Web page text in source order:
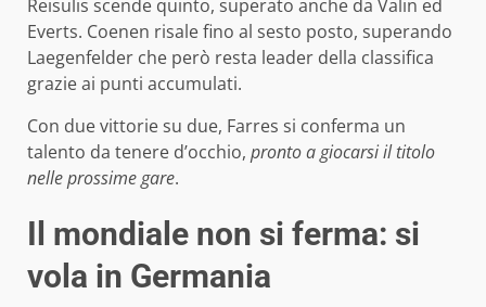
Reisulis scende quinto, superato anche da Valin ed
Everts. Coenen risale fino al sesto posto, superando
Laegenfelder che però resta leader della classifica
grazie ai punti accumulati.
Con due vittorie su due, Farres si conferma un
talento da tenere d’occhio, pronto a giocarsi il titolo
nelle prossime gare.
Il mondiale non si ferma: si
vola in Germania